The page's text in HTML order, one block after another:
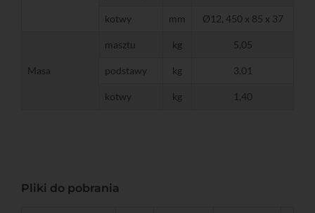
kotwy mm Ø12, 450 x 85 x 37
Masa
masztu kg 5,05
podstawy kg 3,01
kotwy kg 1,40
Pliki do pobrania